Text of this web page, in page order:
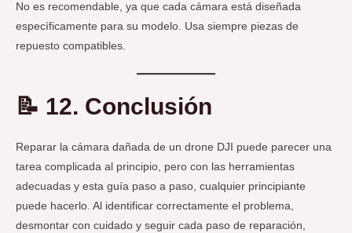
No es recomendable, ya que cada cámara está diseñada
específicamente para su modelo. Usa siempre piezas de
repuesto compatibles.
📝 12. Conclusión
Reparar la cámara dañada de un drone DJI puede parecer una
tarea complicada al principio, pero con las herramientas
adecuadas y esta guía paso a paso, cualquier principiante
puede hacerlo. Al identificar correctamente el problema,
desmontar con cuidado y seguir cada paso de reparación,